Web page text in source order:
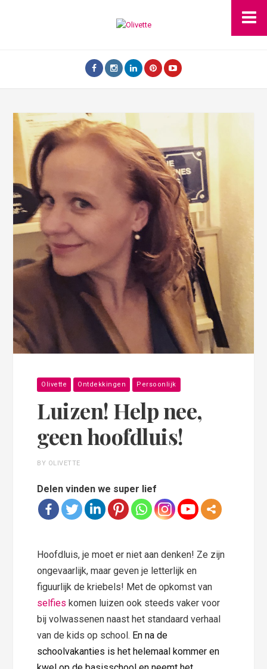
Olivette Ontdekkingen Persoonlijk
Luizen! Help nee,
geen hoofdluis!
BY OLIVETTE
Delen vinden we super lief
Hoofdluis, je moet er niet aan denken! Ze zijn
ongevaarlijk, maar geven je letterlijk en
figuurlijk de kriebels! Met de opkomst van
selfies komen luizen ook steeds vaker voor
bij volwassenen naast het standaard verhaal
van de kids op school. En na de
schoolvakanties is het helemaal kommer en